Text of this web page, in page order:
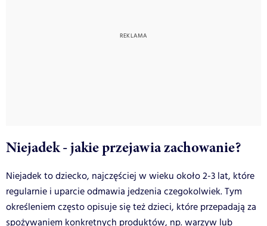
Niejadek - jakie przejawia zachowanie?
Niejadek to dziecko, najczęściej w wieku około 2-3 lat, które
regularnie i uparcie odmawia jedzenia czegokolwiek. Tym
określeniem często opisuje się też dzieci, które przepadają za
spożywaniem konkretnych produktów, np. warzyw lub